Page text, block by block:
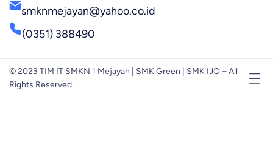
smknmejayan@yahoo.co.id
(0351) 388490
© 2023 TIM IT SMKN 1 Mejayan | SMK Green | SMK IJO – All
Rights Reserved.